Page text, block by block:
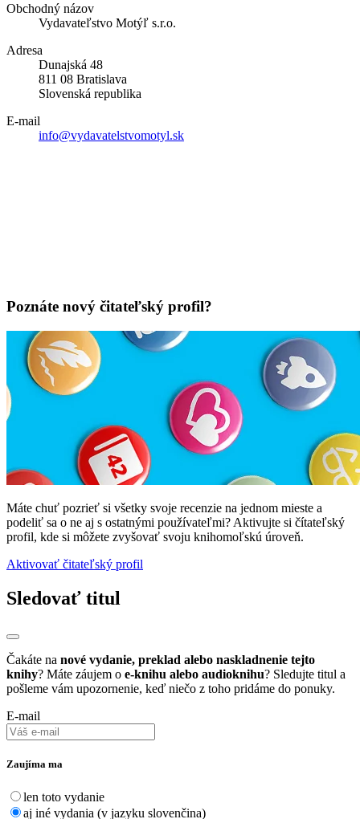
Obchodný názov
Vydavateľstvo Motýľ s.r.o.
Adresa
Dunajská 48
811 08 Bratislava
Slovenská republika
E-mail
info@vydavatelstvomotyl.sk
Poznáte nový čitateľský profil?
Máte chuť pozrieť si všetky svoje recenzie na jednom mieste a
podeliť sa o ne aj s ostatnými používateľmi? Aktivujte si čítateľský
profil, kde si môžete zvyšovať svoju knihomoľskú úroveň.
Aktivovať čitateľský profil
Sledovať titul
Čakáte na nové vydanie, preklad alebo naskladnenie tejto
knihy? Máte záujem o e-knihu alebo audioknihu? Sledujte titul a
pošleme vám upozornenie, keď niečo z toho pridáme do ponuky.
E-mail
Zaujíma ma
len toto vydanie
aj iné vydania (v jazyku slovenčina)